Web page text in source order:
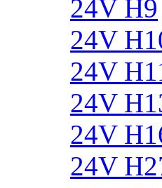
24V H9
24V
24V
24V
24V
24V